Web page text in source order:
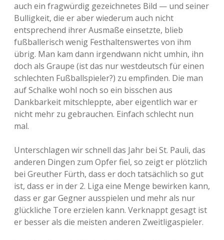
auch ein fragwürdig gezeichnetes Bild — und seiner
Bulligkeit, die er aber wiederum auch nicht
entsprechend ihrer Ausmaße einsetzte, blieb
fußballerisch wenig Festhaltenswertes von ihm
übrig. Man kam dann irgendwann nicht umhin, ihn
doch als Graupe (ist das nur westdeutsch für einen
schlechten Fußballspieler?) zu empfinden. Die man
auf Schalke wohl noch so ein bisschen aus
Dankbarkeit mitschleppte, aber eigentlich war er
nicht mehr zu gebrauchen. Einfach schlecht nun
mal.
Unterschlagen wir schnell das Jahr bei St. Pauli, das
anderen Dingen zum Opfer fiel, so zeigt er plötzlich
bei Greuther Fürth, dass er doch tatsächlich so gut
ist, dass er in der 2. Liga eine Menge bewirken kann,
dass er gar Gegner ausspielen und mehr als nur
glückliche Tore erzielen kann. Verknappt gesagt ist
er besser als die meisten anderen Zweitligaspieler.